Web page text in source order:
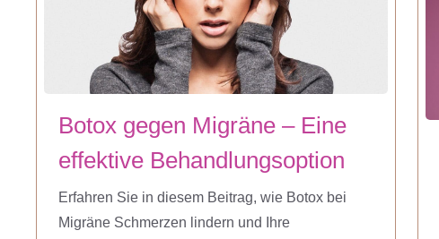
Botox gegen Migräne – Eine
effektive Behandlungs­option
Erfahren Sie in diesem Beitrag, wie Botox bei
Migräne Schmerzen lindern und Ihre